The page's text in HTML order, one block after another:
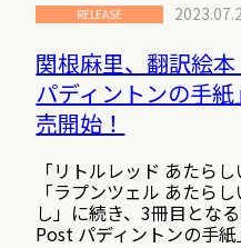
RELEASE
関根麻里、翻訳絵
パディントンの手
売開始！
「リトルレッド あたら
「ラプンツェル あたら
し」に続き、3冊目とな
Post パディントンの手